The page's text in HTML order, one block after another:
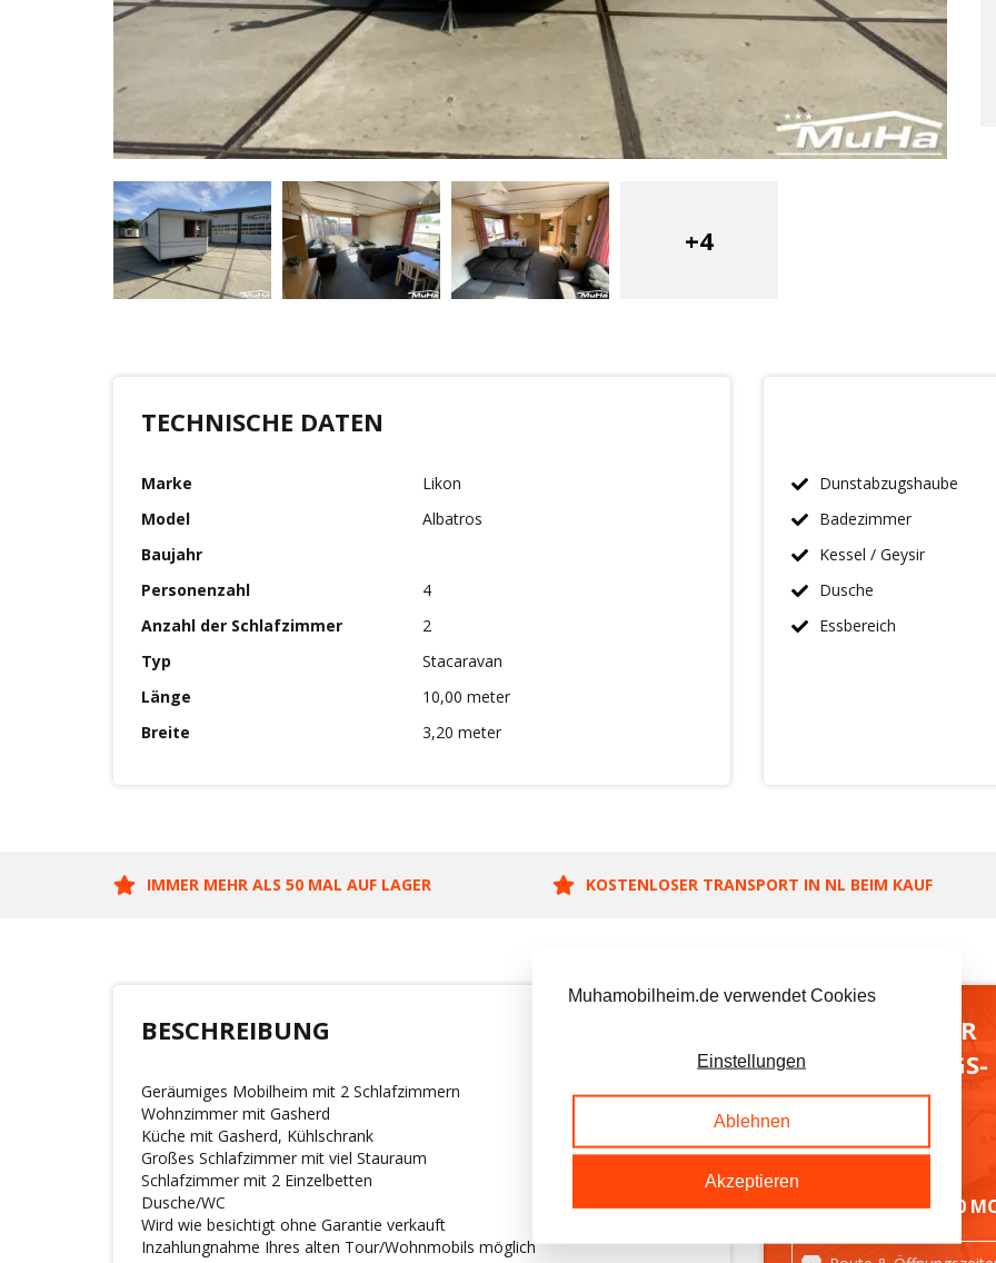
+4
TECHNISCHE DATEN
Marke
Likon
Model
Albatros
Baujahr
Personenzahl
4
Anzahl der Schlafzimmer
2
Typ
Stacaravan
Länge
10,00 meter
Breite
3,20 meter
Dunstabzugshaube
Badezimmer
Kessel / Geysir
Dusche
Essbereich
IMMER MEHR ALS 50 MAL AUF LAGER KOSTENLOSER TRANSPORT IN NL BEIM KAUF
BESCHREIBUNG
Geräumiges Mobilheim mit 2 Schlafzimmern
Wohnzimmer mit Gasherd
Küche mit Gasherd, Kühlschrank
Großes Schlafzimmer mit viel Stauraum
Schlafzimmer mit 2 Einzelbetten
Dusche/WC
Wird wie besichtigt ohne Garantie verkauft
Inzahlungnahme Ihres alten Tour/Wohnmobils möglich
BESUCH UNSER
AUSSTELLUNGS-
GELÄNDE
IMMER MEHR ALS 50
Muhamobilheim.de verwendet Cookies
Einstellungen
Ablehnen
Akzeptieren